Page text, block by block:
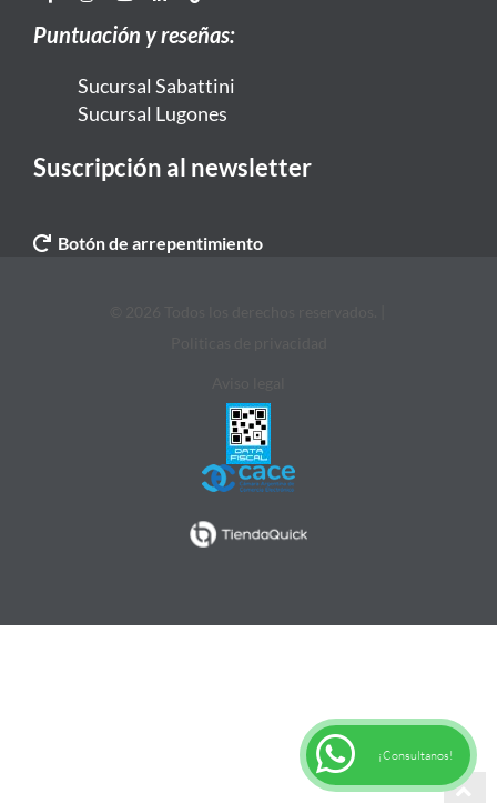
Puntuación y reseñas:
Sucursal Sabattini
Sucursal Lugones
Suscripción al newsletter
Botón de arrepentimiento
¡Consultanos!